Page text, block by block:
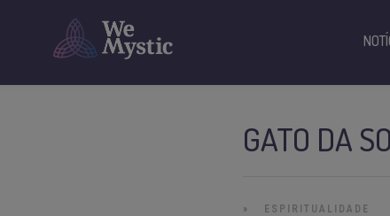
GATO DA
» ESPIRITUALIDADE